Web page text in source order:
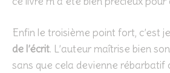
Enfin le troisième point fort, c’est
de l’écrit. L’auteur maîtrise bien
sans que cela devienne rébarbatif